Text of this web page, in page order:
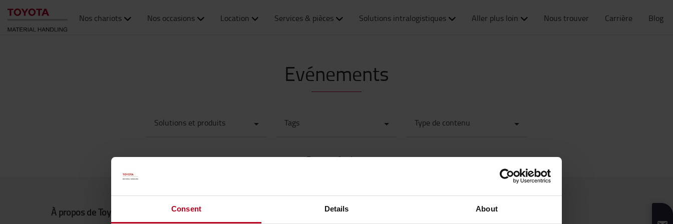
Consent Details About
Nos chariots Nos occasions Location Services & pièces Solutions intralogistiques Aller plus loin Nous trouver Carrière Blog
Evénements
Solutions et produits Tags Type de contenu
Pas de résultats
À propos de Toyota
Comment acheter en ligne ?
Nos guides
Liens utiles